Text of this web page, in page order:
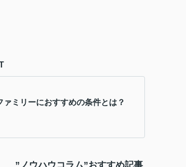
ミリーにおすすめの条件とは？
”ノウハウコラム”おすすめ記事